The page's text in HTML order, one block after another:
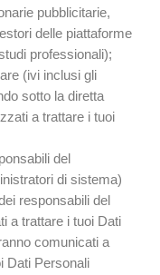
pubblicitarie,
delle piattaforme
professionali);
(ivi inclusi gli
sotto la diretta
a trattare i tuoi
del
di sistema)
responsabili del
a trattare i tuoi Dati
comunicati a
Dati Personali